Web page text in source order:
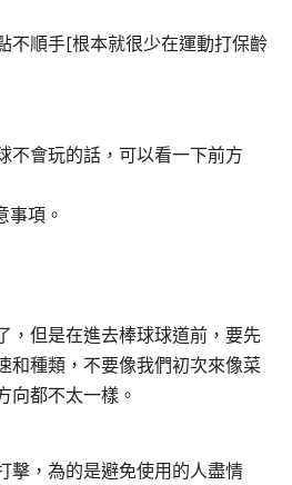
不順手[根本就很少在運動打保齡
不會玩的話，可以看一下前方
事項。
，但是在進去棒球球道前，要先
和種類，不要像我們初次來像菜
向都不太一樣。
擊，為的是避免使用的人盡情